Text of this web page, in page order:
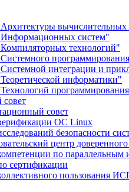
вычислительных
систем"
технологий"
интеграции и
информатики"
совет
ОС Linux
безопасности
центр
по параллельным
сертификации
пользования